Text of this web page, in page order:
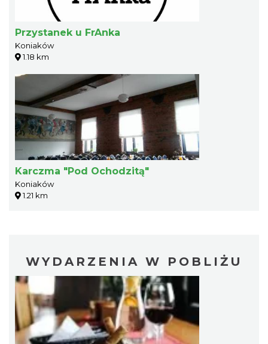
Przystanek u FrAnka
Koniaków
1.18 km
Karczma "Pod Ochodzitą"
Koniaków
1.21 km
WYDARZENIA W POBLIŻU